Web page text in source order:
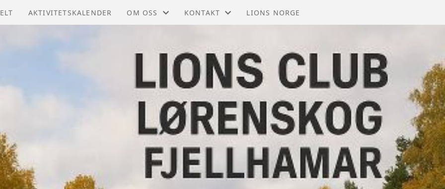
AKTIVITETSKALENDER OM OSS KONTAKT
STYRET
LIONS NORGE